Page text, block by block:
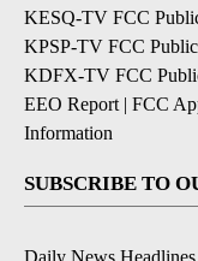
KESQ-TV FCC
KPSP-TV FCC
KDFX-TV FCC
EEO Report | FCC
Information
SUBSCRIBE TO
Daily News Headlines